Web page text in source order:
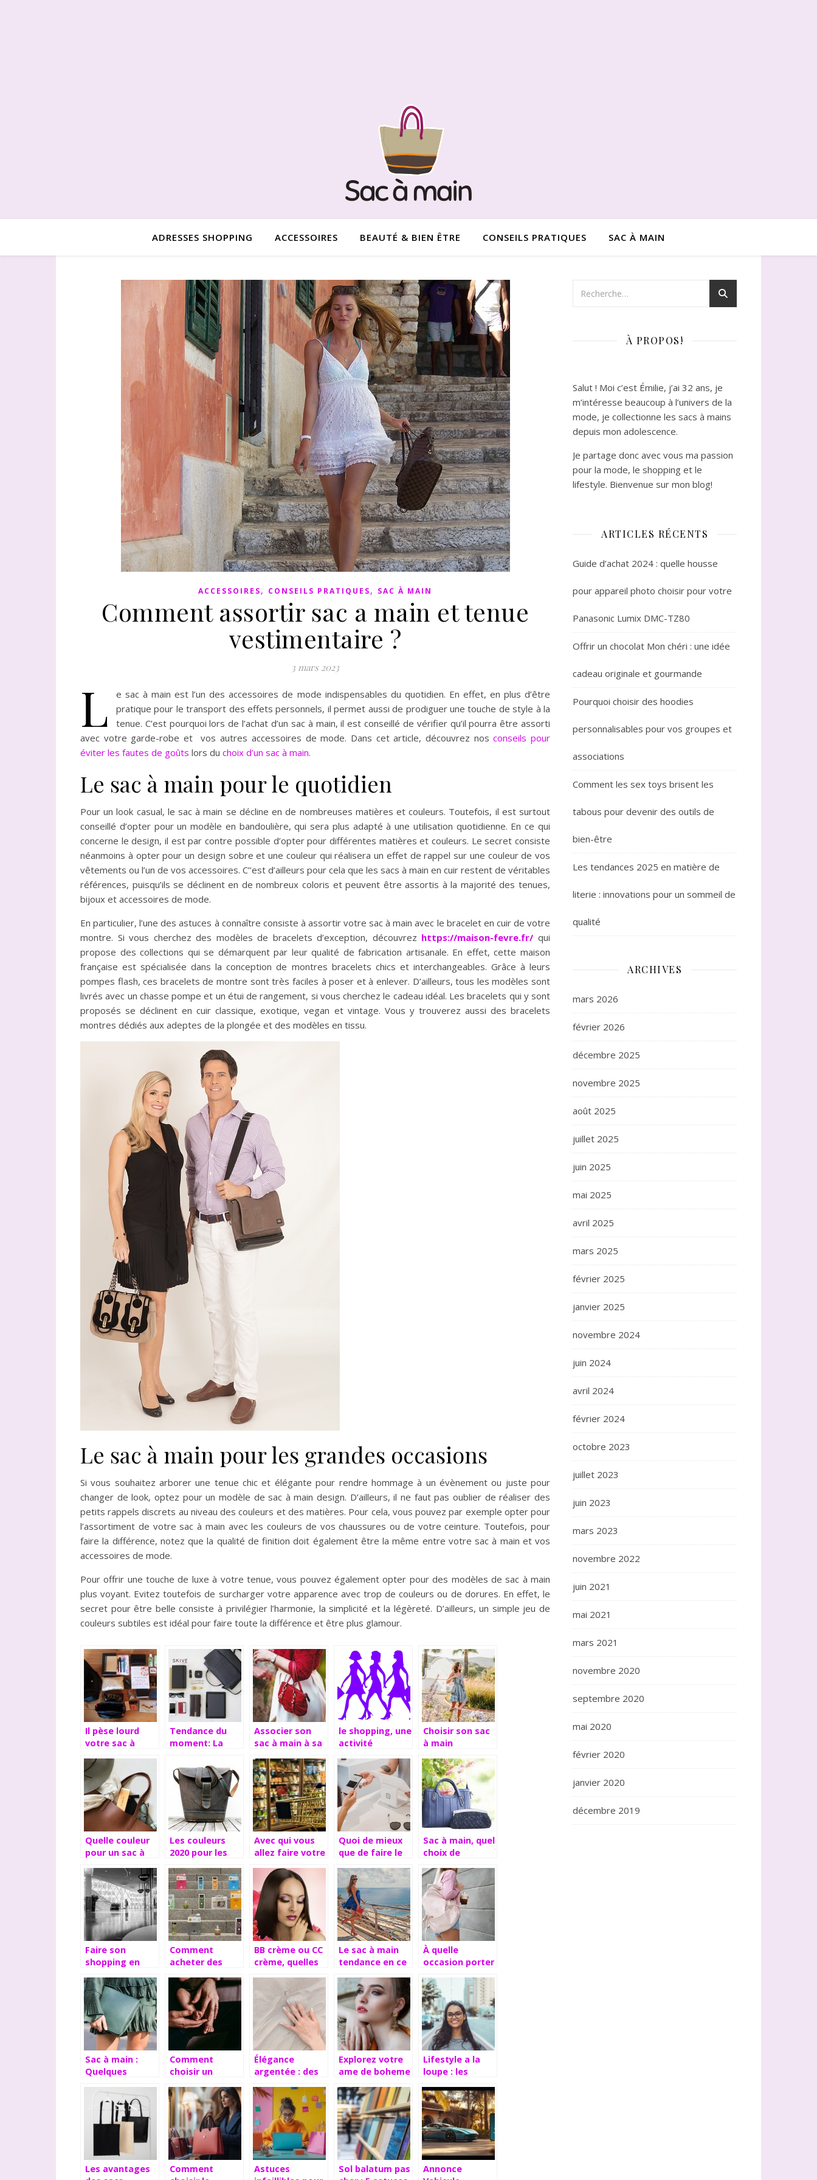
Shopping, mode et lifestyle!
ADRESSES SHOPPING ACCESSOIRES BEAUTÉ & BIEN ÊTRE CONSEILS PRATIQUES SAC À MAIN
ACCESSOIRES, CONSEILS PRATIQUES, SAC À MAIN
Comment assortir sac a main et tenue
vestimentaire ?
3 mars 2023
L
e sac à main est l’un des accessoires de mode indispensables du quotidien. En effet, en plus d’être
pratique pour le transport des effets personnels, il permet aussi de prodiguer une touche de style à la
tenue. C’est pourquoi lors de l’achat d’un sac à main, il est conseillé de vérifier qu’il pourra être assorti
avec votre garde-robe et vos autres accessoires de mode. Dans cet article, découvrez nosconseils pour
éviter les fautes de goûts lors du choix d’un sac à main.
Le sac à main pour le quotidien
Pour un look casual, le sac à main se décline en de nombreuses matières et couleurs. Toutefois, il est surtout
conseillé d’opter pour un modèle en bandoulière, qui sera plus adapté à une utilisation quotidienne. En ce qui
concerne le design, il est par contre possible d’opter pour différentes matières et couleurs. Le secret consiste
néanmoins à opter pour un design sobre et une couleur qui réalisera un effet de rappel sur une couleur de vos
vêtements ou l’un de vos accessoires. C’’est d’ailleurs pour cela que les sacs à main en cuir restent de véritables
références, puisqu’ils se déclinent en de nombreux coloris et peuvent être assortis à la majorité des tenues,
bijoux et accessoires de mode.
En particulier, l’une des astuces à connaître consiste à assortir votre sac à main avec le bracelet en cuir de votre
montre. Si vous cherchez des modèles de bracelets d’exception, découvrez https://maison-fevre.fr/ qui
propose des collections qui se démarquent par leur qualité de fabrication artisanale. En effet, cette maison
française est spécialisée dans la conception de montres bracelets chics et interchangeables. Grâce à leurs
pompes flash, ces bracelets de montre sont très faciles à poser et à enlever. D’ailleurs, tous les modèles sont
livrés avec un chasse pompe et un étui de rangement, si vous cherchez le cadeau idéal. Les bracelets qui y sont
proposés se déclinent en cuir classique, exotique, vegan et vintage. Vous y trouverez aussi des bracelets
montres dédiés aux adeptes de la plongée et des modèles en tissu.
Le sac à main pour les grandes occasions
Si vous souhaitez arborer une tenue chic et élégante pour rendre hommage à un évènement ou juste pour
changer de look, optez pour un modèle de sac à main design. D’ailleurs, il ne faut pas oublier de réaliser des
petits rappels discrets au niveau des couleurs et des matières. Pour cela, vous pouvez par exemple opter pour
l’assortiment de votre sac à main avec les couleurs de vos chaussures ou de votre ceinture. Toutefois, pour
faire la différence, notez que la qualité de finition doit également être la même entre votre sac à main et vos
accessoires de mode.
Pour offrir une touche de luxe à votre tenue, vous pouvez également opter pour des modèles de sac à main
plus voyant. Evitez toutefois de surcharger votre apparence avec trop de couleurs ou de dorures. En effet, le
secret pour être belle consiste à privilégier l’harmonie, la simplicité et la légèreté. D’ailleurs, un simple jeu de
couleurs subtiles est idéal pour faire toute la différence et être plus glamour.
Il pèse lourd
votre sac à
Tendance du
moment: La
des bijoux
ethniques avec
le sac à main
Associer son
sac à main à sa
vestimentaire, y
a-t-il une règle
à suivre ?
le shopping, une
activité
les femmes.
Choisir son sac
à main
Quelle couleur
pour un sac à
partout?
Les couleurs
2020 pour les
Avec qui vous
allez faire votre
Quoi de mieux
que de faire le
Sac à main, quel
choix de
Faire son
shopping en
ligne
Comment
acheter des
beauté ?
BB crème ou CC
crème, quelles
Le sac à main
tendance en ce
À quelle
occasion porter
Sac à main :
Quelques
bien choisir cet
accessoire de
mode
Comment
choisir un
baptême ?
Élégance
argentée : des
sophistication
et simplicité
Explorez votre
ame de boheme
inspires par la
nature et
l’aventure
Lifestyle a la
loupe : les
blogs tendance
decryptes
Les avantages
Comment
Astuces
Sol balatum pas
Annonce
À PROPOS!
Salut ! Moi c’est Émilie, j’ai 32 ans, je
m’intéresse beaucoup à l’univers de la
mode, je collectionne les sacs à mains
depuis mon adolescence.
Je partage donc avec vous ma passion
pour la mode, le shopping et le
lifestyle. Bienvenue sur mon blog!
ARTICLES RÉCENTS
Guide d’achat 2024 : quelle housse
pour appareil photo choisir pour votre
Panasonic Lumix DMC-TZ80
Offrir un chocolat Mon chéri : une idée
cadeau originale et gourmande
Pourquoi choisir des hoodies
personnalisables pour vos groupes et
associations
Comment les sex toys brisent les
tabous pour devenir des outils de
bien-être
Les tendances 2025 en matière de
literie : innovations pour un sommeil de
qualité
ARCHIVES
mars 2026
février 2026
décembre 2025
novembre 2025
août 2025
juillet 2025
juin 2025
mai 2025
avril 2025
mars 2025
février 2025
janvier 2025
novembre 2024
juin 2024
avril 2024
février 2024
octobre 2023
juillet 2023
juin 2023
mars 2023
novembre 2022
juin 2021
mai 2021
mars 2021
novembre 2020
septembre 2020
mai 2020
février 2020
janvier 2020
décembre 2019